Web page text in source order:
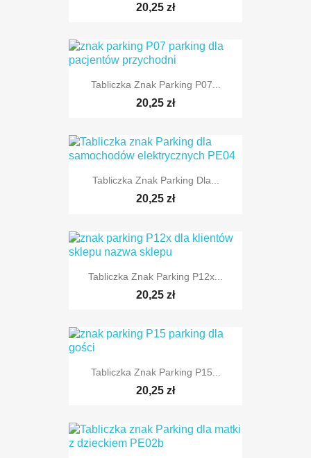
TYLKO ONLINE
20,25 zł
TYLKO ONLINE
Tabliczka Znak Parking P07...
20,25 zł
TYLKO ONLINE
Tabliczka Znak Parking Dla...
20,25 zł
TYLKO ONLINE
Tabliczka Znak Parking P12x...
20,25 zł
TYLKO ONLINE
Tabliczka Znak Parking P15...
20,25 zł